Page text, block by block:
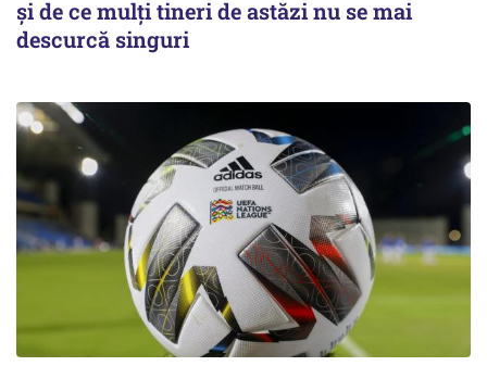
și de ce mulți tineri de astăzi nu se mai
descurcă singuri